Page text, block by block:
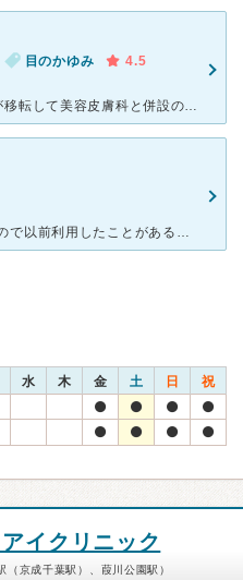
目のかゆみ
4.5
去年の5月、後藤アイクリニックが移転して美容皮膚科と併設の「千葉あおばクリニック」になりました。 コンタクトレンズ店のお隣りにあるので、平日は空いていて穴場です。 私はコンタクトレンズの処方以外に
コンタクトが初回限定価格で安いので以前利用したことがあるのですが、5年以上前だったので、カルテを書き直しまた初回として扱ってもらい安く購入出来ました。常用コンタクトを売ってる店が少なくなってこちらにし
水 木 金 土 日 祝
イクリニック
京成千葉駅）、葭川公園駅）